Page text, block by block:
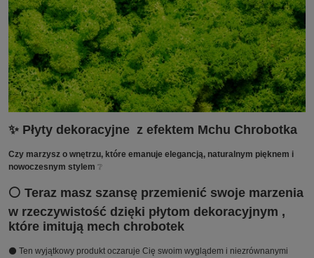
✨ Płyty dekoracyjne z efektem Mchu Chrobotka
Czy marzysz o wnętrzu, które emanuje elegancją, naturalnym pięknem i
nowoczesnym stylem ❔
⚪ Teraz masz szansę przemienić swoje marzenia
w rzeczywistość dzięki płytom dekoracyjnym ,
które imitują mech chrobotek
⚫ Ten wyjątkowy produkt oczaruje Cię swoim wyglądem i niezrównanymi